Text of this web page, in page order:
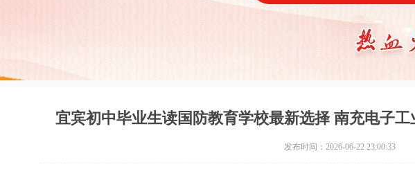
宜宾初中毕业生读国防教育学校最新选择 南充电子
发布时间：2026-06-22 23:00:33